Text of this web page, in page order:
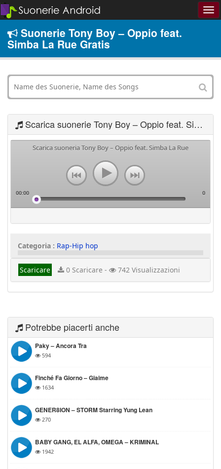
Suonerie Tony Boy – Oppio feat.
Simba La Rue Gratis
Scarica suonerie Tony Boy – Oppio feat. Simba La Rue
Scarica suoneria Tony Boy – Oppio feat. Simba La Rue
00:00 0
Categoria : Rap-Hip hop
Scaricare 0 Scaricare - 742 Visualizzazioni
Potrebbe piacerti anche
Paky – Ancora Tra
594
Finché Fa Giorno – Giaime
1634
GENER8ION – STORM Starring Yung Lean
270
BABY GANG, EL ALFA, OMEGA – KRIMINAL
1942